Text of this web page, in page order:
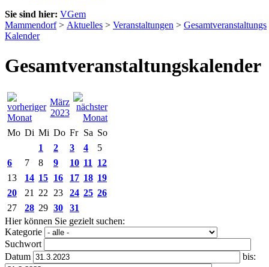
Sie sind hier: VGem
Mammendorf> Aktuelles > Veranstaltungen > Gesamtveranstaltungs
Kalender
Gesamtveranstaltungskalender
März
2023
Mo Di Mi Do Fr Sa So
1
2 3 4
5
6
7 8 9 10 11
12
13
14 15 16 17 18 19
20
21 22 23 24 25 26
27
28 29 30
31
Hier können Sie gezielt suchen:
Kategorie
Suchwort
Datum
bis: